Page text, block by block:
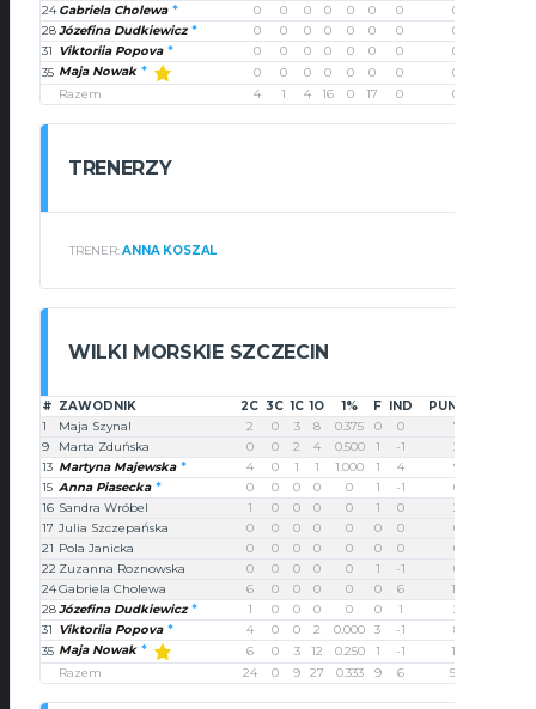
24 Gabriela Cholewa 0 0 0 0 0 0 0
0
28Józefina Dudkiewicz 0 0 0 0 0 0 0
0
31 Viktoriia Popova 0 0 0 0 0 0 0
0
35 Maja Nowak 0 0 0 0 0 0 0
0
Razem
4 1 4 16 0 17 0 0
TRENERZY
TRENER:ANNA KOSZAL
WILKI MORSKIE SZCZECIN
# ZAWODNIK 2C 3C 1C 1O 1% F IND
PUNKTY
1
Maja Szynal 2 0 3 8 0.375 0 0
7
9
Marta Zduńska 0 0 2 4 0.500 1 -1
2
13 Martyna Majewska 4 0 1 1 1.000 1 4
9
15 Anna Piasecka 0 0 0 0 0 1 -1
0
16 Sandra Wróbel 1 0 0 0 0 1 0
2
17 Julia Szczepańska 0 0 0 0 0 0 0
0
21 Pola Janicka 0 0 0 0 0 0 0
0
22 Zuzanna Roznowska 0 0 0 0 0 1 -1
0
24Gabriela Cholewa 6 0 0 0 0 0 6
12
28Józefina Dudkiewicz 1 0 0 0 0 0 1
2
31 Viktoriia Popova 4 0 0 2 0.000 3 -1
8
35 Maja Nowak 6 0 3 12 0.250 1 -1
15
Razem
24 0 9 27 0.333 9 6 57